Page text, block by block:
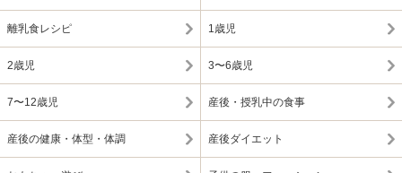
離乳食レシピ 1歳児
2歳児 3〜6歳児
7〜12歳児 産後・授乳中の食事
産後の健康・体型・体調 産後ダイエット